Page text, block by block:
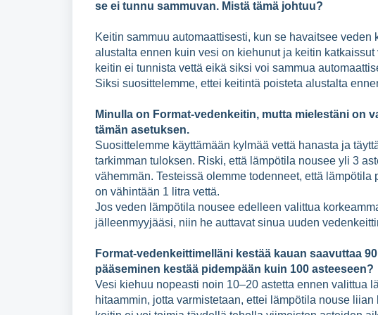
se ei tunnu sammuvan. Mistä tämä johtuu?
Keitin sammuu automaattisesti, kun se havaitsee
alustalta ennen kuin vesi on kiehunut ja keitin
keitin ei tunnista vettä eikä siksi voi sammua
Siksi suosittelemme, ettei keitintä poisteta alustalta
Minulla on Format-vedenkeitin, mutta mielestäni on
tämän asetuksen.
Suosittelemme käyttämään kylmää vettä hanasta ja
tarkimman tuloksen. Riski, että lämpötila nousee yli 3
vähemmän. Testeissä olemme todenneet, että
on vähintään 1 litra vettä.
Jos veden lämpötila nousee edelleen valittua
jälleenmyyjääsi, niin he auttavat sinua uuden
Format-vedenkeittimelläni kestää kauan saavuttaa
pääseminen kestää pidempään kuin 100 asteeseen?
Vesi kiehuu nopeasti noin 10–20 astetta ennen valittua
hitaammin, jotta varmistetaan, ettei lämpötila nouse